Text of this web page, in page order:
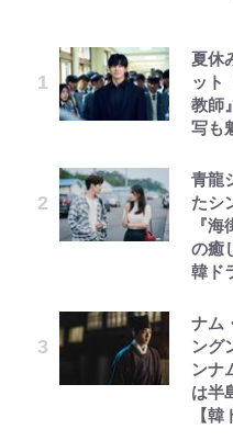
夏休
ット
教師
写も
青龍
たシ
『
の癒
韓ド
ナム
ング
ンナ
は半
【